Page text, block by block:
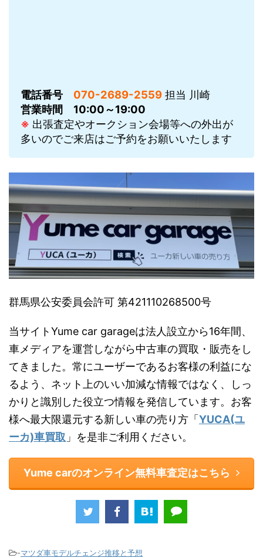
電話番号 070-2689-2559 担当 川崎
営業時間
10:00～19:00
※ 出張査定やオークション会場等への外出が
多いのでご来店はご予約をお願いいたします
群馬県公安委員会許可 第421110268500号
当サイトYume car garageは法人設立から16年間、
車メディアを運営しながら中古車の買取・販売をし
てきました。常にユーザーであるお客様の利益にな
るよう、ネット上のいい加減な情報ではなく、しっ
かりと識別した役立つ情報を発信しています。お客
様へ最大限還元する新しい車の売り方「 YUCA(ユ
ーカ)車買取 」を是非ご利用ください。
Yume carのオンライン無料車査定はこちら
-マツダ車モデルチェンジ推移と予想